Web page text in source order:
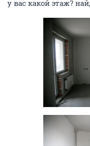
у вас какой этаж?